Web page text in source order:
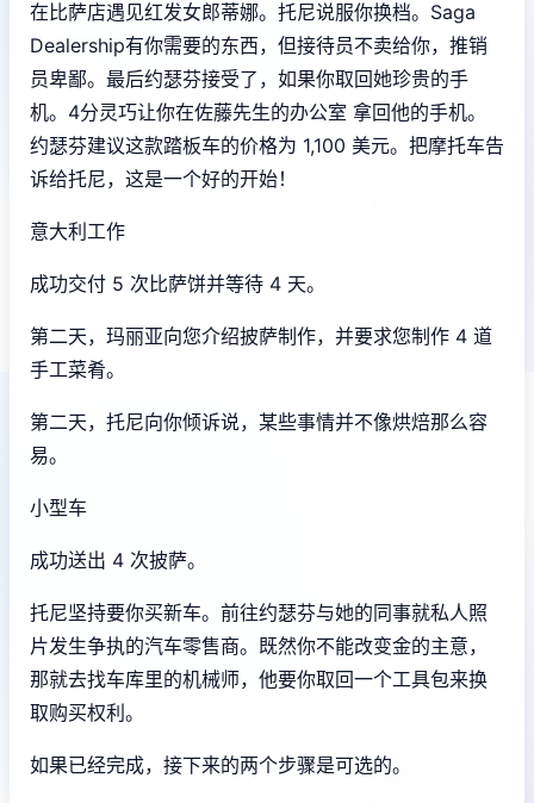
在比萨店遇见红发女郎蒂娜。托尼说服你换档。Saga
Dealership有你需要的东西，但接待员不卖给你，推销
员卑鄙。最后约瑟芬接受了，如果你取回她珍贵的手
机。4分灵巧让你在佐藤先生的办公室 拿回他的手机。
约瑟芬建议这款踏板车的价格为 1,100 美元。把摩托车告
诉给托尼，这是一个好的开始！
意大利工作
成功交付 5 次比萨饼并等待 4 天。
第二天，玛丽亚向您介绍披萨制作，并要求您制作 4 道
手工菜肴。
第二天，托尼向你倾诉说，某些事情并不像烘焙那么容
易。
小型车
成功送出 4 次披萨。
托尼坚持要你买新车。前往约瑟芬与她的同事就私人照
片发生争执的汽车零售商。既然你不能改变金的主意，
那就去找车库里的机械师，他要你取回一个工具包来换
取购买权利。
如果已经完成，接下来的两个步骤是可选的。